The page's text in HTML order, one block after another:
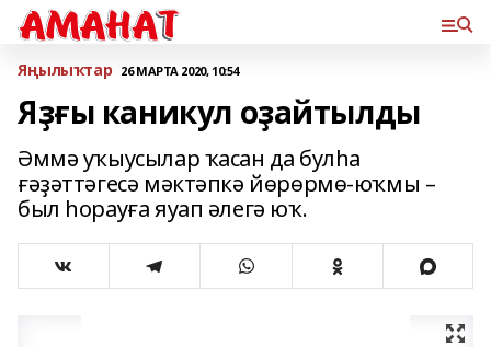
Яңылыҡтар 26 МАРТА 2020, 10:54
Яҙғы каникул оҙайтылды
Әммә уҡыусылар ҡасан да булһа
ғәҙәттәгесә мәктәпкә йөрөрмө-юҡмы –
был һорауға яуап әлегә юҡ.